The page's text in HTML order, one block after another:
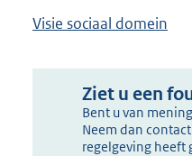
Visie sociaal domein
Ziet u een
Bent u van
Neem dan
regelgeving heeft